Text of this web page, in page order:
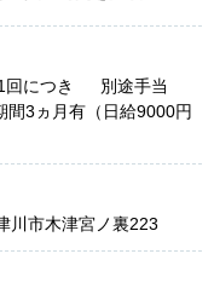
1回につき 別途手当
3ヵ月有（日給9000円
川市木津宮ノ裏223